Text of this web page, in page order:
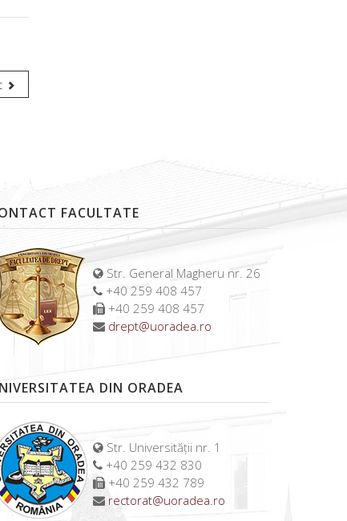
FACULTATE
Str. General Magheru nr. 26
+40 259 408 457
+40 259 408 457
drept@uoradea.ro
DIN ORADEA
Str. Universității nr. 1
+40 259 432 830
+40 259 432 789
rectorat@uoradea.ro